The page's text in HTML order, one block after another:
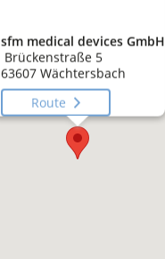
sfm medical devices GmbH
Brückenstraße 5
63607 Wächtersbach
Route